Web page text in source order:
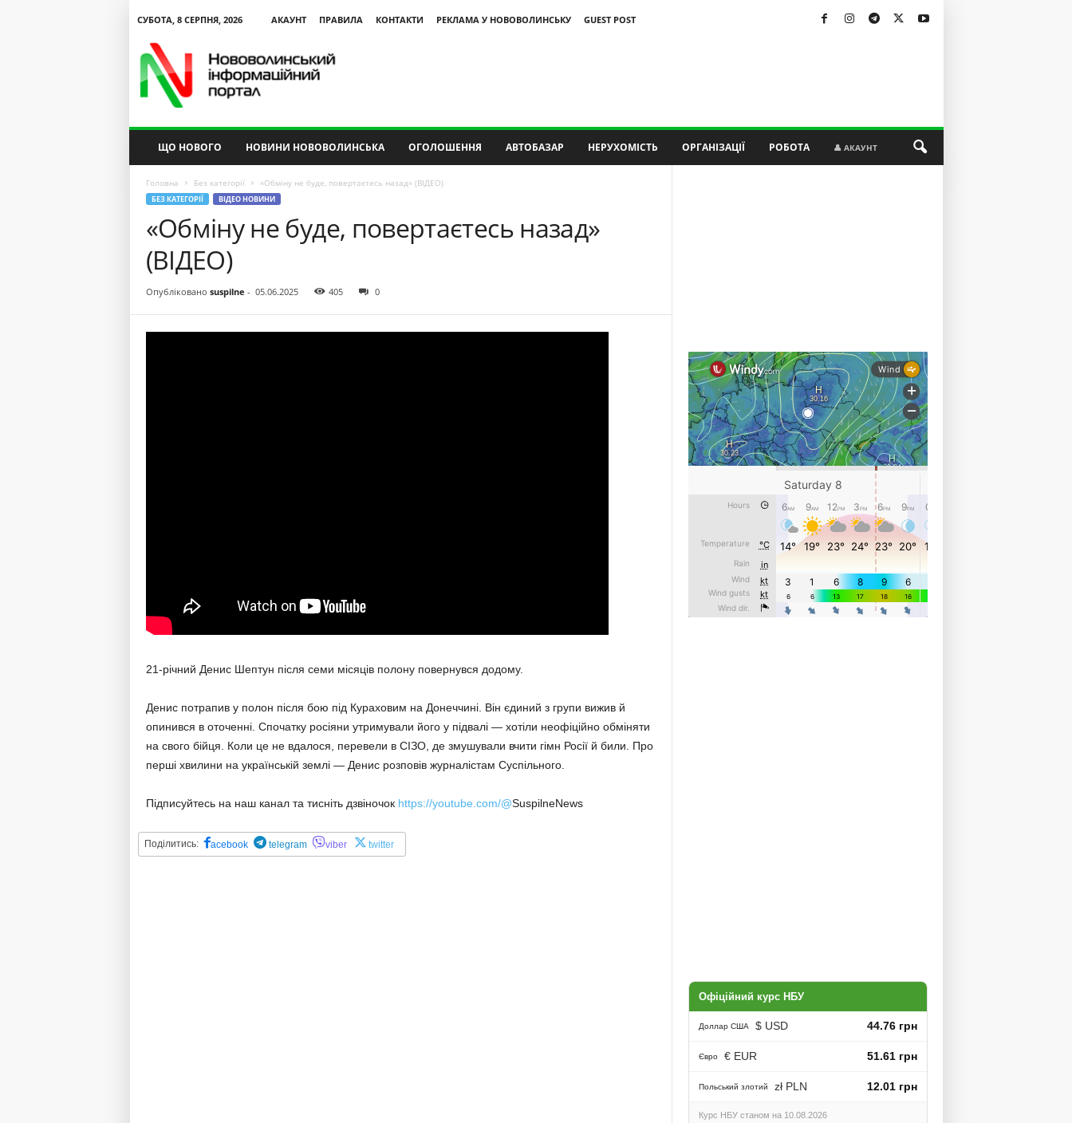
СУБОТА, 8 СЕРПНЯ, 2026 АКАУНТ ПРАВИЛА КОНТАКТИ РЕКЛАМА У НОВОВОЛИНСЬКУ
GUEST POST
ЩО НОВОГО НОВИНИ НОВОВОЛИНСЬКА ОГОЛОШЕННЯ АВТОБАЗАР НЕРУХОМІСТЬ ОРГАНІЗАЦІЇ РОБОТА 👤 АКАУНТ
Головна Без категорії «Обміну не буде, повертаєтесь назад» (ВІДЕО)
БЕЗ КАТЕГОРІЇ ВІДЕО НОВИНИ
«Обміну не буде, повертаєтесь назад»
(ВІДЕО)
Опубліковано suspilne - 05.06.2025 405 0
21-річний Денис Шептун після семи місяців полону повернувся додому.
Денис потрапив у полон після бою під Кураховим на Донеччині. Він єдиний з групи вижив й
опинився в оточенні. Спочатку росіяни утримували його у підвалі — хотіли неофіційно обміняти
на свого бійця. Коли це не вдалося, перевели в СІЗО, де змушували вчити гімн Росії й били. Про
перші хвилини на українській землі — Денис розповів журналістам Суспільного.
Підписуйтесь на наш канал та тисніть дзвіночок https://youtube.com/@SuspilneNews
Поділитись: acebook telegram viber twitter
Офіційний курс НБУ
Доллар США $ USD 44.76 грн
Євро € EUR 51.61 грн
Польський злотий zł PLN 12.01 грн
Курс НБУ станом на 10.08.2026